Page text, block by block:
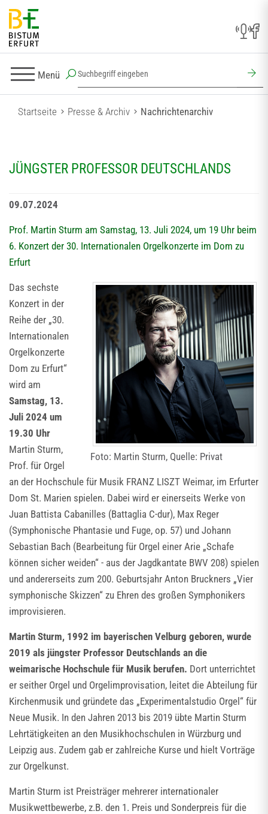
Menü
Startseite Presse & Archiv Nachrichtenarchiv
JÜNGSTER PROFESSOR DEUTSCHLANDS
09.07.2024
Prof. Martin Sturm am Samstag, 13. Juli 2024, um 19 Uhr beim
6. Konzert der 30. Internationalen Orgelkonzerte im Dom zu
Erfurt
Foto: Martin Sturm, Quelle: Privat
Das sechste
Konzert in der
Reihe der „30.
Internationalen
Orgelkonzerte
Dom zu Erfurt“
wird am
Samstag, 13.
Juli 2024 um
19.30 Uhr
Martin Sturm,
Prof. für Orgel
an der Hochschule für Musik FRANZ LISZT Weimar, im Erfurter
Dom St. Marien spielen. Dabei wird er einerseits Werke von
Juan Battista Cabanilles (Battaglia C-dur), Max Reger
(Symphonische Phantasie und Fuge, op. 57) und Johann
Sebastian Bach (Bearbeitung für Orgel einer Arie „Schafe
können sicher weiden“ - aus der Jagdkantate BWV 208) spielen
und andererseits zum 200. Geburtsjahr Anton Bruckners „Vier
symphonische Skizzen“ zu Ehren des großen Symphonikers
improvisieren.
Martin Sturm, 1992 im bayerischen Velburg geboren, wurde
2019 als jüngster Professor Deutschlands an die
weimarische Hochschule für Musik berufen. Dort unterrichtet
er seither Orgel und Orgelimprovisation, leitet die Abteilung für
Kirchenmusik und gründete das „Experimentalstudio Orgel“ für
Neue Musik. In den Jahren 2013 bis 2019 übte Martin Sturm
Lehrtätigkeiten an den Musikhochschulen in Würzburg und
Leipzig aus. Zudem gab er zahlreiche Kurse und hielt Vorträge
zur Orgelkunst.
Martin Sturm ist Preisträger mehrerer internationaler
Musikwettbewerbe, z.B. den 1. Preis und Sonderpreis für die